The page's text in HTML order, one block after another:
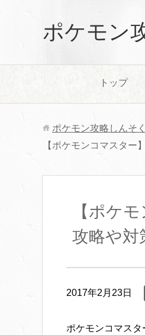
ポケモン
トップ
ポケモン攻略しんそく
【ポケモンコマスター
【ポケ
攻略や対
2017年2月23日
ポケモンコマスタ